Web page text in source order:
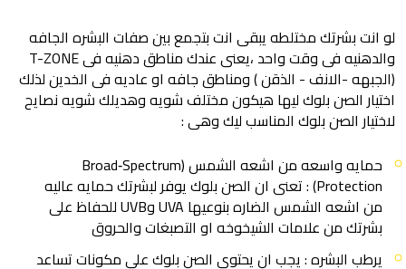
لو انت بشرتك مختلطه يبقى انت بتجمع بين صفات البشره الجافه
(الجبهه -الانف - الذقن ) ومناطق جافه او عاديه فى الخدين لذلك
اختيار الصن بلوك ليها هيكون مختلف شويه وهديلك شويه نصايح
لاختيار الصن بلوك المناسب ليك وهى :
حمايه واسعه من اشعه الشمس (Broad‑Spectrum
Protection) : تعنى ان الصن بلوك يوفر لبشرتك حمايه عاليه
من اشعه الشمس الضاره بنوعيها UVA وUVB للحفاظ على
بشرتك من علامات الشيخوخه او التصبغات والحروق
يرطب البشره : يجب ان يحتوى الصن بلوك على مكونات تساعد